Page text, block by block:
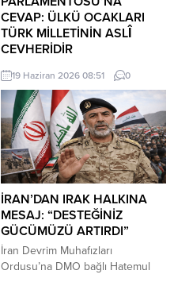
CEVAP: ÜLKÜ OCAKLARI
TÜRK MİLLETİNİN ASLÎ
CEVHERİDİR
MHP milletvekili Prof. Dr. İlyas
Topsakal AB parlamentosuna
cevap verdi: Avrupa
Parlamentosu tarafından 17
Haziran 2026 tarihinde kabul
edilen Türkiye Raporu, teknik bir
ilerleme belgesi olmaktan ziyade,
Türkiye-AB ilişkilerinin gerilimli fay
hatlarını derinleştiren ve
Ankara’nın stratejik özerkliğini
hedef alan bir siyasi pozisyon
belgesi niteliğindedir. Raporun
içeriği, Türkiye’nin iç siyasi
19 Haziran 2026 08:51 0
İRAN’DAN IRAK HALKINA
MESAJ: “DESTEĞİNİZ
GÜCÜMÜZÜ ARTIRDI”
İran Devrim Muhafızları
Ordusu’na DMO bağlı Hatemul